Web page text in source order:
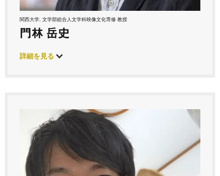
関西大学, 文学部総合人文学科映像文化専修 教授
門林 岳史
詳細を見る